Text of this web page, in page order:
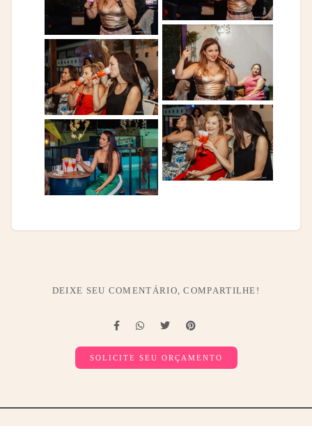
DEIXE SEU COMENTÁRIO, COMPARTILHE!
SOLICITE SEU ORÇAMENTO